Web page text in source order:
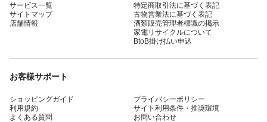
サービス一覧
サイトマップ
店舗情報
特定商取引法に基づく表記
古物営業法に基づく表記
酒類販売管理者標識の掲示
家電リサイクルについて
BtoB掛け払い申込
お客様サポート
ショッピングガイド
利用規約
よくある質問
プライバシーポリシー
サイト利用条件・推奨環境
お問い合わせ